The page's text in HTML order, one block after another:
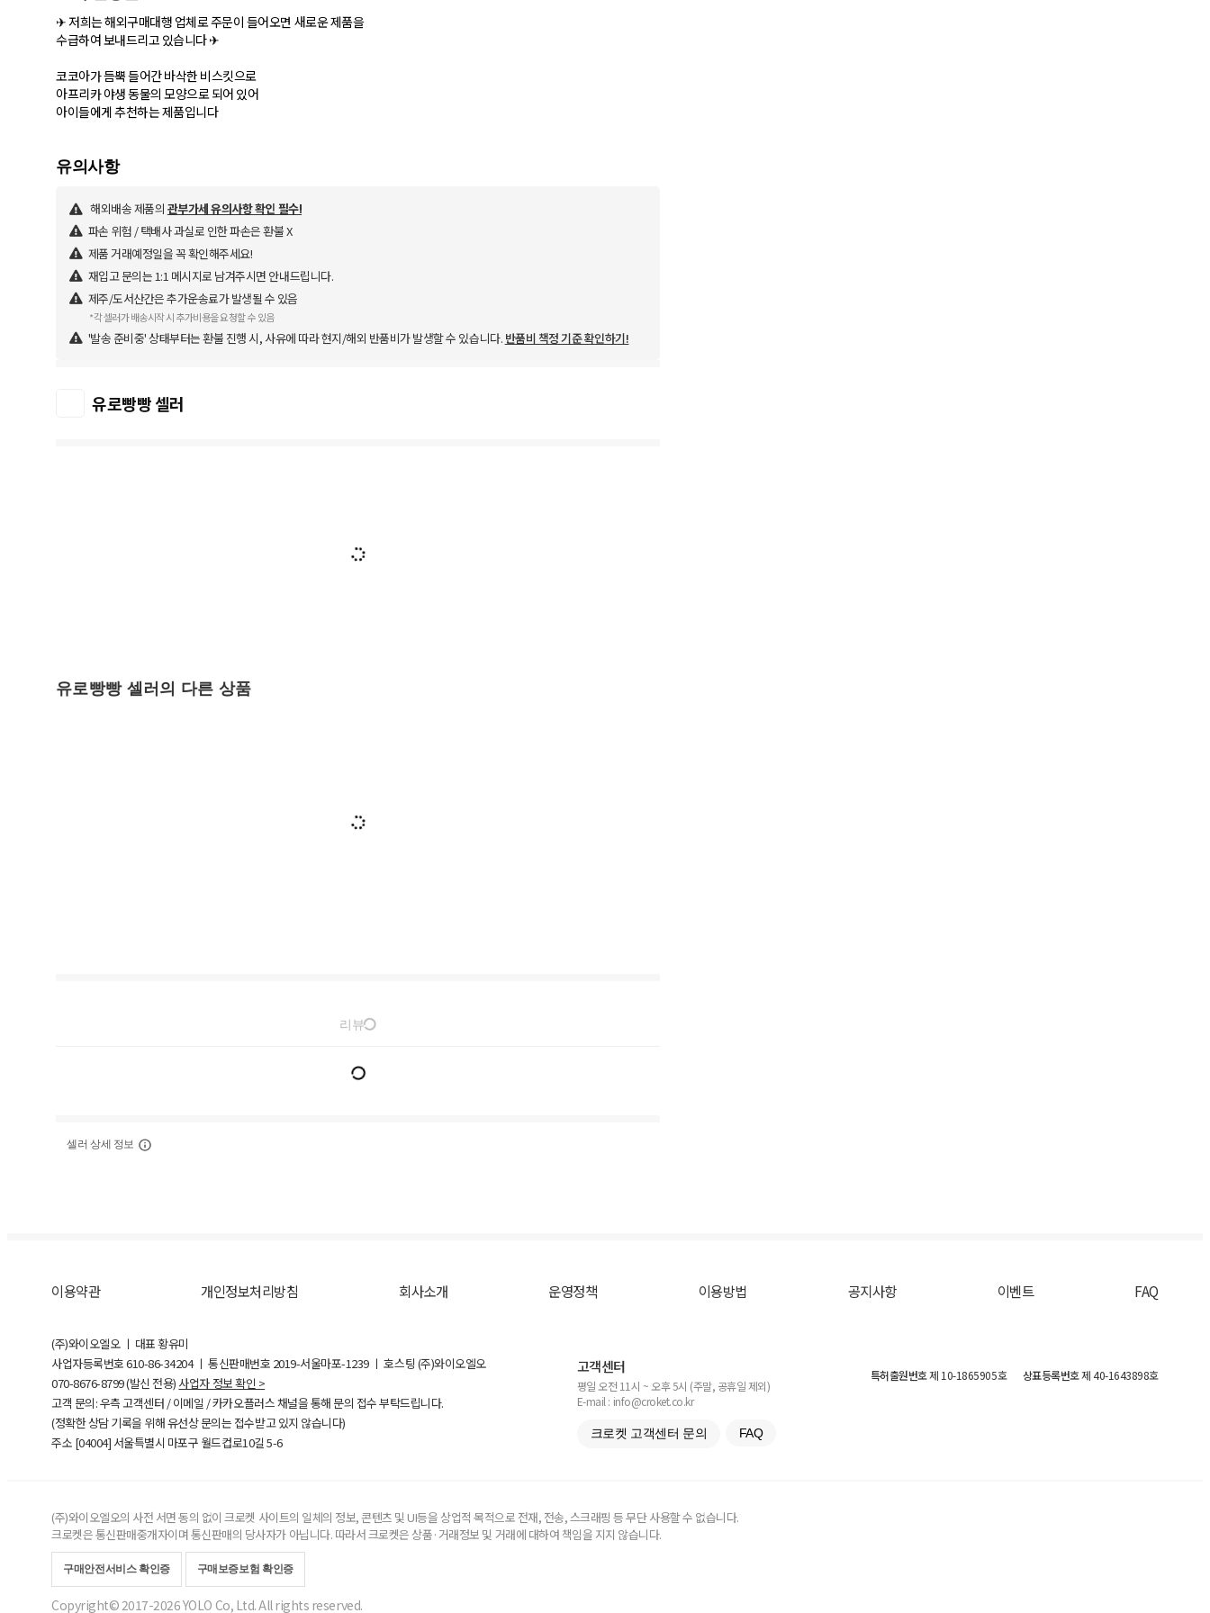
✈ 저희는 해외구매대행 업체로 주문이 들어오면 새로운 제품을
수급하여 보내드리고 있습니다 ✈
코코아가 듬뿍 들어간 바삭한 비스킷으로
아프리카 야생 동물의 모양으로 되어 있어
아이들에게 추천하는 제품입니다
유의사항
해외배송 제품의 관부가세 유의사항 확인 필수!
파손 위험 / 택배사 과실로 인한 파손은 환불 X
제품 거래예정일을 꼭 확인해주세요!
재입고 문의는 1:1 메시지로 남겨주시면 안내드립니다.
제주/도서산간은 추가운송료가 발생될 수 있음
*각 셀러가 배송시작 시 추가비용을 요청할 수 있음
'발송 준비중' 상태부터는 환불 진행 시, 사유에 따라 현지/해외 반품비가 발생할 수 있습니다. 반품비 책정 기준 확인하기!
유로빵빵 셀러
유로빵빵 셀러의 다른 상품
리뷰
셀러 상세 정보
이용약관 개인정보처리방침 회사소개 운영정책 이용방법 공지사항 이벤트 FAQ
(주)와이오엘오 ㅣ 대표 황유미
사업자등록번호610-86-34204ㅣ 통신판매번호 2019-서울마포-1239 ㅣ 호스팅 (주)와이오엘오
070-8676-8799 (발신 전용) 사업자 정보 확인 >
고객 문의: 우측 고객센터 / 이메일 / 카카오플러스 채널을 통해 문의 접수 부탁드립니다.
(정확한 상담 기록을 위해 유선상 문의는 접수받고 있지 않습니다)
주소 [04004] 서울특별시 마포구 월드컵로10길5-6
고객센터
평일 오전 11시 ~ 오후 5시 (주말, 공휴일 제외)
E-mail : info@croket.co.kr
크로켓 고객센터 문의 FAQ
특허출원번호제 10-1865905호 상표등록번호제 40-1643898호
(주)와이오엘오의 사전 서면 동의 없이 크로켓 사이트의 일체의 정보, 콘텐츠 및 UI등을 상업적 목적으로 전재, 전송, 스크래핑 등 무단 사용할 수 없습니다.
크로켓은 통신판매중개자이며 통신판매의 당사자가 아닙니다. 따라서 크로켓은 상품·거래정보 및 거래에 대하여 책임을 지지 않습니다.
구매안전서비스 확인증 구매보증보험 확인증
Copyright© 2017-2026 YOLO Co, Ltd. All rights reserved.